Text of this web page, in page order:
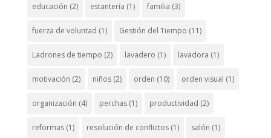
educación (2) estantería (1) familia (3)
fuerza de voluntad (1) Gestión del Tiempo (11)
Ladrones de tiempo (2) lavadero (1) lavadora (1)
motivación (2) niños(2) orden (10) orden visual (1)
organización (4) perchas(1) productividad (2)
reformas(1) resolución de conflictos(1) salón (1)